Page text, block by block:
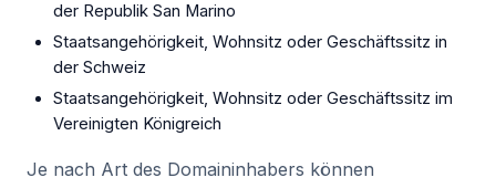
der Republik San Marino
Staatsangehörigkeit, Wohnsitz oder Geschäftssitz in
der Schweiz
Staatsangehörigkeit, Wohnsitz oder Geschäftssitz im
Vereinigten Königreich
Je nach Art des Domaininhabers können